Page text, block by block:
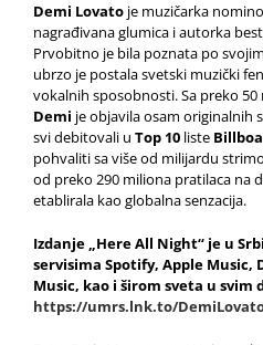
Demi Lovato je muzičarka
nagrađivana glumica i autorka
Prvobitno je bila poznata po
ubrzo je postala svetski muzički
vokalnih sposobnosti. Sa preko
Demi je objavila osam originalnih
svi debitovali u Top 10 liste
pohvaliti sa više od milijardu
od preko 290 miliona pratilaca na
etablirala kao globalna senzacija.
Izdanje „Here All Night“ je u
servisima Spotify, Apple Music,
Music, kao i širom sveta u
https://umrs.lnk.to/